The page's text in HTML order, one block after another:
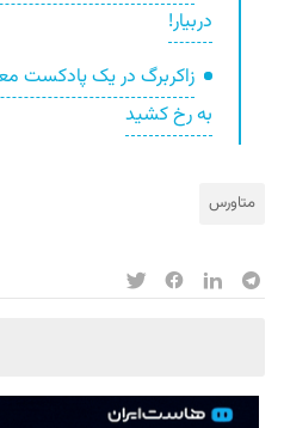
دربیار!
زاکربرگ در یک پادکست
به رخ کشید
متاورس